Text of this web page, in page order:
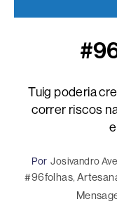
Tuig poderia
correr riscos
Por Josivandro
#96folhas,